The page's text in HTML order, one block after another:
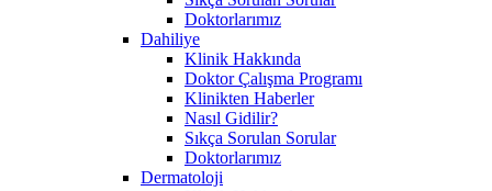
Doktorlarımız
Dahiliye
Klinik Hakkında
Doktor Çalışma Programı
Klinikten Haberler
Nasıl Gidilir?
Sıkça Sorulan Sorular
Doktorlarımız
Dermatoloji